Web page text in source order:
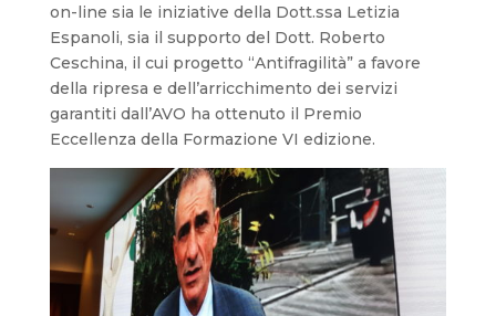
on-line sia le iniziative della Dott.ssa Letizia
Espanoli, sia il supporto del Dott. Roberto
Ceschina, il cui progetto “Antifragilità” a favore
della ripresa e dell’arricchimento dei servizi
garantiti dall’AVO ha ottenuto il Premio
Eccellenza della Formazione VI edizione.